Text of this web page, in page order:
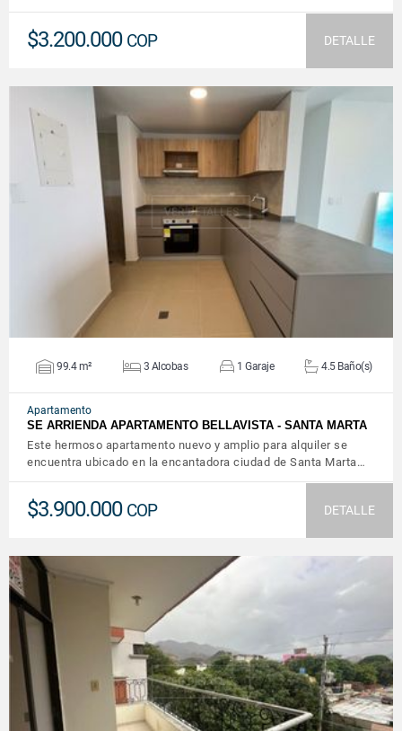
$3.200.000 COP DETALLE
VER DETALLES
99.4 m² 3 Alcobas 1 Garaje 4.5 Baño(s)
Apartamento
SE ARRIENDA APARTAMENTO BELLAVISTA - SANTA MARTA
Este hermoso apartamento nuevo y amplio para alquiler se
encuentra ubicado en la encantadora ciudad de Santa Marta…
$3.900.000 COP DETALLE
VER DETALLES